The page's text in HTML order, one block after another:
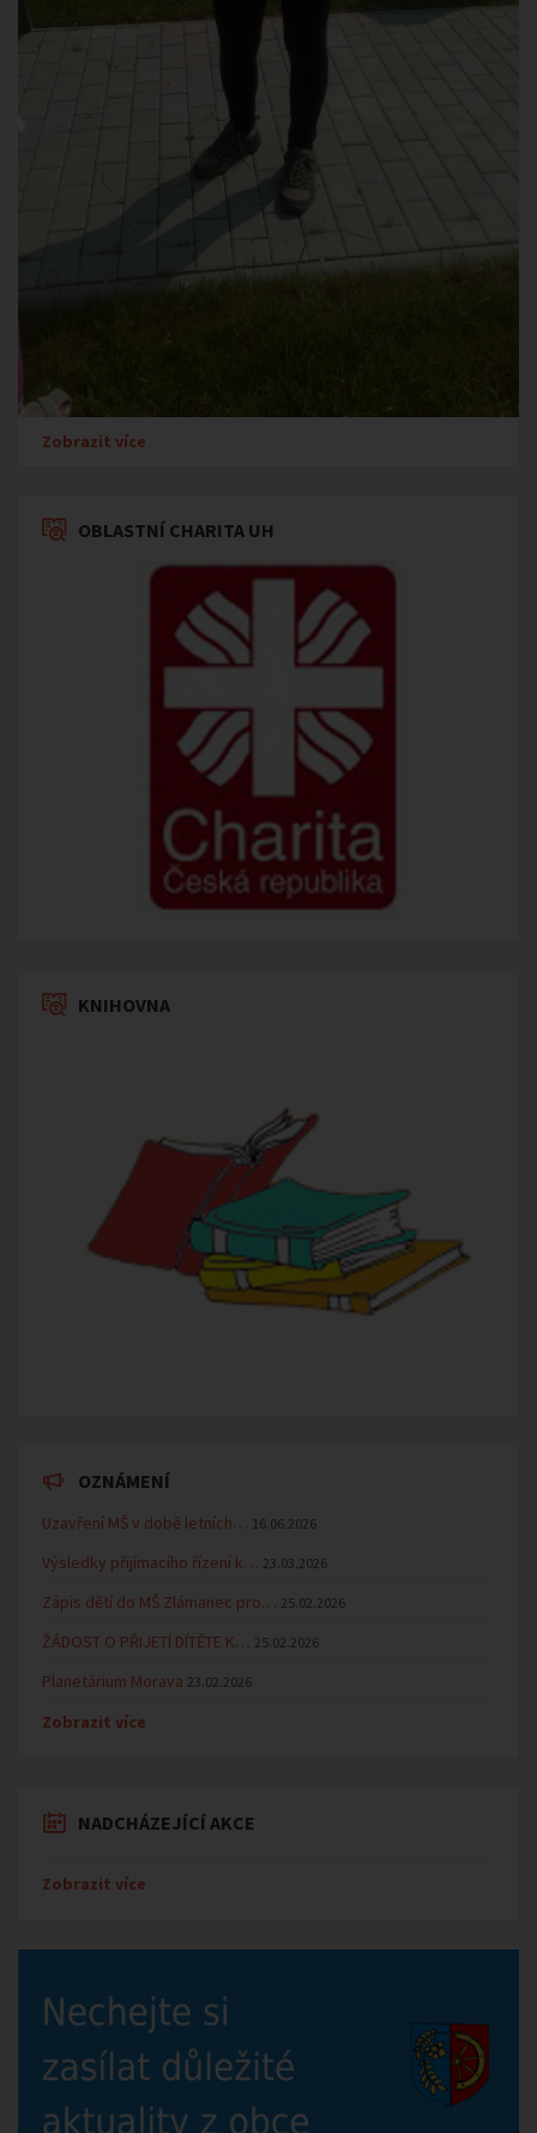
Zobrazit více
OBLASTNÍ CHARITA UH
KNIHOVNA
OZNÁMENÍ
Uzavření MŠ v době letních… 16.06.2026
Výsledky přijímacího řízení k… 23.03.2026
Zápis dětí do MŠ Zlámanec pro… 25.02.2026
ŽÁDOST O PŘIJETÍ DÍTĚTE K… 25.02.2026
Planetárium Morava 23.02.2026
Zobrazit více
NADCHÁZEJÍCÍ AKCE
Zobrazit více